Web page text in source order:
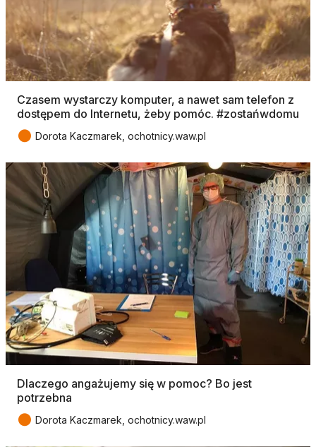
Czasem wystarczy komputer, a nawet sam telefon z
dostępem do Internetu, żeby pomóc. #zostańwdomu
● Dorota Kaczmarek, ochotnicy.waw.pl
Dlaczego angażujemy się w pomoc? Bo jest
potrzebna
● Dorota Kaczmarek, ochotnicy.waw.pl